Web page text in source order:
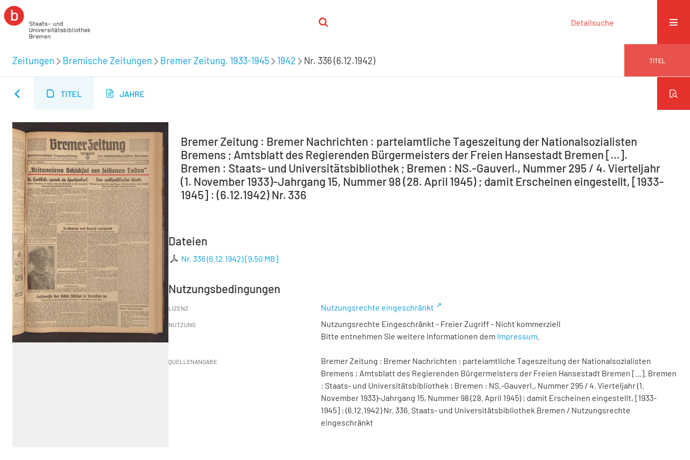
Detailsuche
Zeitungen Bremische Zeitungen Bremer Zeitung. 1933-1945 1942 Nr. 336 (6.12.1942) TITEL
TITEL JAHRE
Bremer Zeitung : Bremer Nachrichten : parteiamtliche Tageszeitung der Nationalsozialisten
Bremens ; Amtsblatt des Regierenden Bürgermeisters der Freien Hansestadt Bremen [...].
Bremen : Staats- und Universitätsbibliothek ; Bremen : NS.-Gauverl., Nummer 295 / 4. Vierteljahr
(1. November 1933)-Jahrgang 15, Nummer 98 (28. April 1945) ; damit Erscheinen eingestellt, [1933-
1945] : (6.12.1942) Nr. 336
Dateien
Nr. 336 (6.12.1942)[9,50 MB]
Nutzungsbedingungen
LIZENZ Nutzungsrechte eingeschränkt
NUTZUNG
Nutzungsrechte Eingeschränkt - Freier Zugriff - Nicht kommerziell
Bitte entnehmen Sie weitere Informationen dem Impressum
QUELLENANGABE
Bremer Zeitung : Bremer Nachrichten : parteiamtliche Tageszeitung der Nationalsozialisten
Bremens ; Amtsblatt des Regierenden Bürgermeisters der Freien Hansestadt Bremen [...]. Bremen
: Staats- und Universitätsbibliothek ; Bremen : NS.-Gauverl., Nummer 295 / 4. Vierteljahr (1.
November 1933)-Jahrgang 15, Nummer 98 (28. April 1945) ; damit Erscheinen eingestellt, [1933-
1945] : (6.12.1942) Nr. 336. Staats- und Universitätsbibliothek Bremen / Nutzungsrechte
eingeschränkt